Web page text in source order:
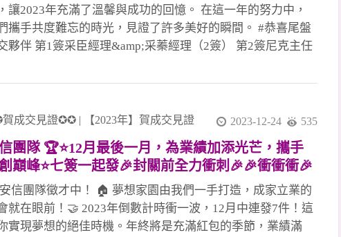
讓2023年充滿了溫馨與成功的回憶。 在這一年的努力中，
攜手共度難忘的時光，見證了許多美好的瞬間。 #恭喜尾盤
夥伴 第1簽采臣經理&amp;采蓁經理（2簽） 第2簽尼克主任
采臣經理（月3簽） 第5簽文治經理&amp;李店（月5簽）
。如果您對於這個行業充滿熱情，並且渴望在一個充滿活力
忠政，：0933-739-959】 讓我們攜手迎接嶄新的一年，共同
創造更多的成功和榮耀。 祝福大家在新的一年中，事業有
家庭幸福，再度感謝您們一直以來的支持與厚愛。 大家房屋
海山加盟店 大家房屋土城日月光加盟店
成交見證✪✪ | 【2023年】賀成交見證 2023-12-24 535
團隊 🏆⭐12月最後一月，為業績加添光芒，攜手
巔峰⭐七簽一起發🎉封關前全力衝刺🎉🎉衝衝衝🎉
安信團隊，您置產路上的得力幫手，參與共創美好
信團隊徵才中！ 🏠 夢想家園由我們一手打造，成家立業的
就在眼前！🤝 2023年倒數計時衝一波，12月中連發7件！這
實現夢想的絕佳時機。年終將是充滿紅包的季節，業績滿